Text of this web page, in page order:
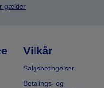
gælder
Vilkår
Salgsbetingelser
Betalings- og